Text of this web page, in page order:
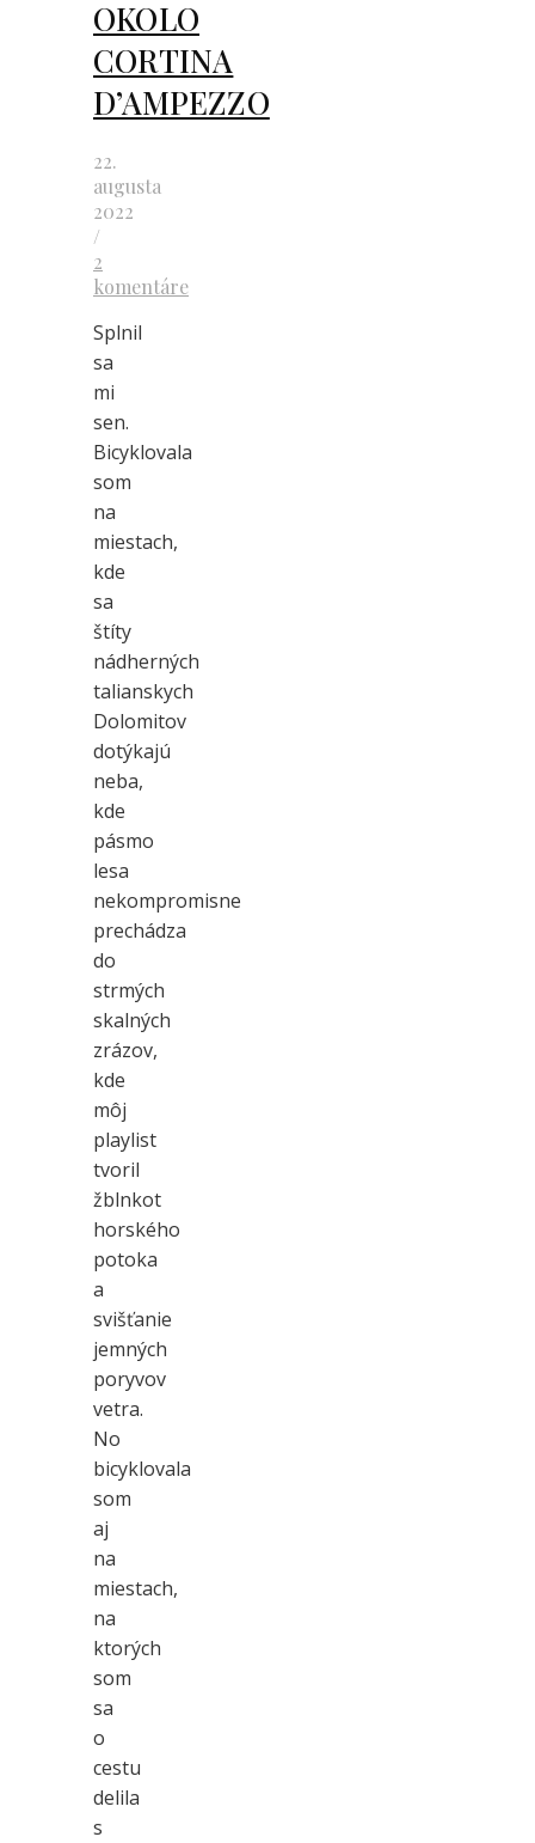
OKOLO
CORTINA
D’AMPEZZO
22.
augusta
2022
/
2
komentáre
Splnil
sa
mi
sen.
Bicyklovala
som
na
miestach,
kde
sa
štíty
nádherných
talianskych
Dolomitov
dotýkajú
neba,
kde
pásmo
lesa
nekompromisne
prechádza
do
strmých
skalných
zrázov,
kde
môj
playlist
tvoril
žblnkot
horského
potoka
a
svišťanie
jemných
poryvov
vetra.
No
bicyklovala
som
aj
na
miestach,
na
ktorých
som
sa
o
cestu
delila
s